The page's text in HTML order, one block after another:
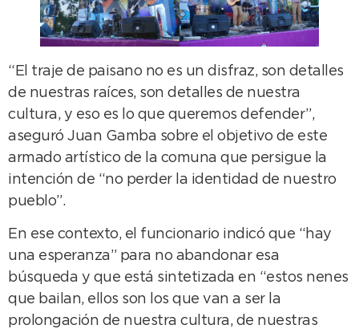
“El traje de paisano no es un disfraz, son detalles
de nuestras raíces, son detalles de nuestra
cultura, y eso es lo que queremos defender”,
aseguró Juan Gamba sobre el objetivo de este
armado artístico de la comuna que persigue la
intención de “no perder la identidad de nuestro
pueblo”.
En ese contexto, el funcionario indicó que “hay
una esperanza” para no abandonar esa
búsqueda y que está sintetizada en “estos nenes
que bailan, ellos son los que van a ser la
prolongación de nuestra cultura, de nuestras